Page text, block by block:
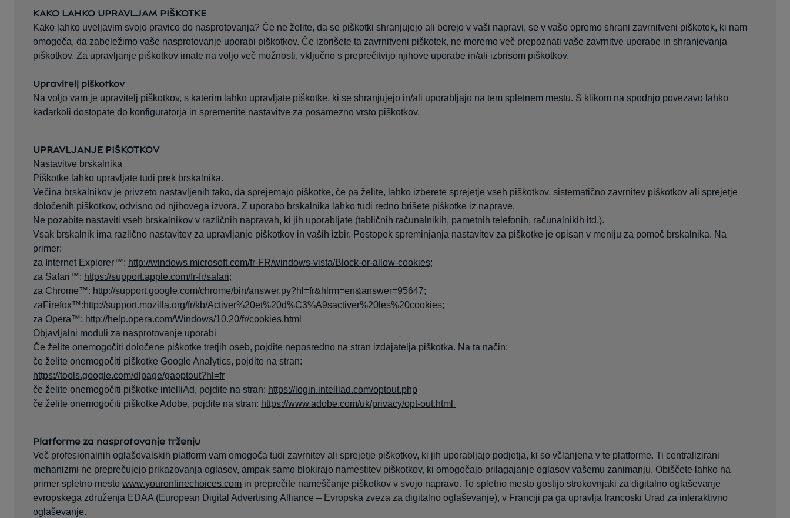
KAKO LAHKO UPRAVLJAM PIŠKOTKE
Kako lahko uveljavim svojo pravico do nasprotovanja? Če ne želite, da se piškotki shranjujejo ali berejo v vaši napravi, se v vašo opremo shrani zavrnitveni piškotek, ki nam
omogoča, da zabeležimo vaše nasprotovanje uporabi piškotkov. Če izbrišete ta zavrnitveni piškotek, ne moremo več prepoznati vaše zavrnitve uporabe in shranjevanja
piškotkov. Za upravljanje piškotkov imate na voljo več možnosti, vključno s preprečitvijo njihove uporabe in/ali izbrisom piškotkov.
Upravitelj piškotkov
Na voljo vam je upravitelj piškotkov, s katerim lahko upravljate piškotke, ki se shranjujejo in/ali uporabljajo na tem spletnem mestu. S klikom na spodnjo povezavo lahko
kadarkoli dostopate do konfiguratorja in spremenite nastavitve za posamezno vrsto piškotkov.
UPRAVLJANJE PIŠKOTKOV
Nastavitve brskalnika
Piškotke lahko upravljate tudi prek brskalnika.
Večina brskalnikov je privzeto nastavljenih tako, da sprejemajo piškotke, če pa želite, lahko izberete sprejetje vseh piškotkov, sistematično zavrnitev piškotkov ali sprejetje
določenih piškotkov, odvisno od njihovega izvora. Z uporabo brskalnika lahko tudi redno brišete piškotke iz naprave.
Ne pozabite nastaviti vseh brskalnikov v različnih napravah, ki jih uporabljate (tabličnih računalnikih, pametnih telefonih, računalnikih itd.).
Vsak brskalnik ima različno nastavitev za upravljanje piškotkov in vaših izbir. Postopek spreminjanja nastavitev za piškotke je opisan v meniju za pomoč brskalnika. Na
primer:
za Internet Explorer™: http://windows.microsoft.com/fr-FR/windows-vista/Block-or-allow-cookies;
za Safari™: https://support.apple.com/fr-fr/safari;
za Chrome™: http://support.google.com/chrome/bin/answer.py?hl=fr&hlrm=en&answer=95647;
zaFirefox™:http://support.mozilla.org/fr/kb/Activer%20et%20d%C3%A9sactiver%20les%20cookies;
za Opera™: http://help.opera.com/Windows/10.20/fr/cookies.html
Objavljalni moduli za nasprotovanje uporabi
Če želite onemogočiti določene piškotke tretjih oseb, pojdite neposredno na stran izdajatelja piškotka. Na ta način:
če želite onemogočiti piškotke Google Analytics, pojdite na stran:
https://tools.google.com/dlpage/gaoptout?hl=fr
če želite onemogočiti piškotke intelliAd, pojdite na stran: https://login.intelliad.com/optout.php
če želite onemogočiti piškotke Adobe, pojdite na stran: https://www.adobe.com/uk/privacy/opt-out.html
Platforme za nasprotovanje trženju
Več profesionalnih oglaševalskih platform vam omogoča tudi zavrnitev ali sprejetje piškotkov, ki jih uporabljajo podjetja, ki so včlanjena v te platforme. Ti centralizirani
mehanizmi ne preprečujejo prikazovanja oglasov, ampak samo blokirajo namestitev piškotkov, ki omogočajo prilagajanje oglasov vašemu zanimanju. Obiščete lahko na
primer spletno mesto www.youronlinechoices.com in preprečite nameščanje piškotkov v svojo napravo. To spletno mesto gostijo strokovnjaki za digitalno oglaševanje
evropskega združenja EDAA (European Digital Advertising Alliance – Evropska zveza za digitalno oglaševanje), v Franciji pa ga upravlja francoski Urad za interaktivno
oglaševanje.